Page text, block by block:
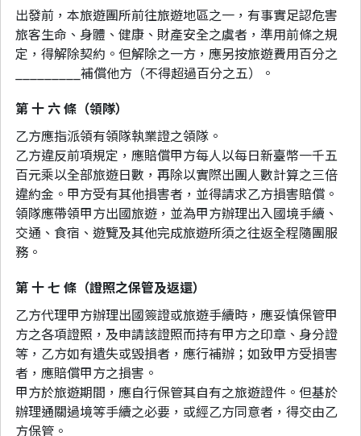
出發前，本旅遊團所前往旅遊地區之一，有事實足認危害
旅客生命、身體、健康、財產安全之虞者，準用前條之規
定，得解除契約。但解除之一方，應另按旅遊費用百分之
_________補償他方（不得超過百分之五）。
第 十 六 條（領隊）
乙方應指派領有領隊執業證之領隊。
乙方違反前項規定，應賠償甲方每人以每日新臺幣一千五
百元乘以全部旅遊日數，再除以實際出團人數計算之三倍
違約金。甲方受有其他損害者，並得請求乙方損害賠償。
領隊應帶領甲方出國旅遊，並為甲方辦理出入國境手續、
交通、食宿、遊覽及其他完成旅遊所須之往返全程隨團服
務。
第 十 七 條（證照之保管及返還）
乙方代理甲方辦理出國簽證或旅遊手續時，應妥慎保管甲
方之各項證照，及申請該證照而持有甲方之印章、身分證
等，乙方如有遺失或毀損者，應行補辦；如致甲方受損害
者，應賠償甲方之損害。
甲方於旅遊期間，應自行保管其自有之旅遊證件。但基於
辦理通關過境等手續之必要，或經乙方同意者，得交由乙
方保管。